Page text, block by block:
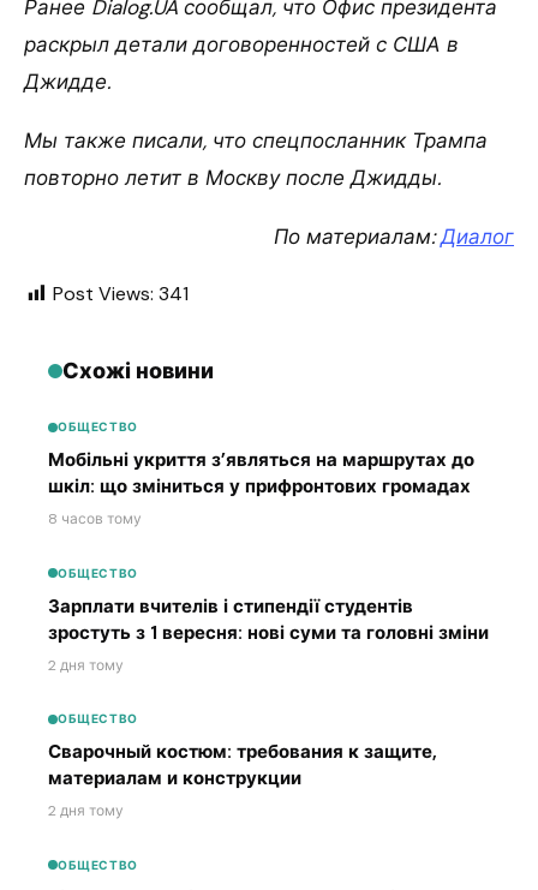
Ранее Dialog.UA сообщал, что Офис президента
раскрыл детали договоренностей с США в
Джидде.
Мы также писали, что спецпосланник Трампа
повторно летит в Москву после Джидды.
По материалам:Диалог
Post Views: 341
Схожі новини
ОБЩЕСТВО
Мобільні укриття з’являться на маршрутах до
шкіл: що зміниться у прифронтових громадах
8 часов тому
ОБЩЕСТВО
Зарплати вчителів і стипендії студентів
зростуть з 1 вересня: нові суми та головні зміни
2 дня тому
ОБЩЕСТВО
Сварочный костюм: требования к защите,
материалам и конструкции
2 дня тому
ОБЩЕСТВО